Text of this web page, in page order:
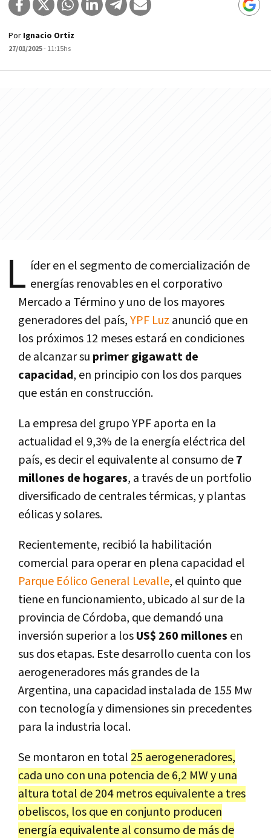
Por Ignacio Ortiz
27/01/2025- 11:15hs
L íder en el segmento de comercialización de
energías renovables en el corporativo
Mercado a Término y uno de los mayores
generadores del país,YPF Luz anunció que en
los próximos 12 meses estará en condiciones
de alcanzar su primer gigawatt de
capacidad, en principio con los dos parques
que están en construcción.
La empresa del grupo YPF aporta en la
actualidad el 9,3% de la energía eléctrica del
país, es decir el equivalente al consumo de7
millones de hogares, a través de un portfolio
diversificado de centrales térmicas, y plantas
eólicas y solares.
Recientemente, recibió la habilitación
comercial para operar en plena capacidad el
Parque Eólico General Levalle, el quinto que
tiene en funcionamiento, ubicado al sur de la
provincia de Córdoba, que demandó una
inversión superior a losUS$ 260 millones en
sus dos etapas. Este desarrollo cuenta con los
aerogeneradores más grandes de la
Argentina, una capacidad instalada de 155 Mw
con tecnología y dimensiones sin precedentes
para la industria local.
Se montaron en total 25 aerogeneradores,
cada uno con una potencia de 6,2 MW y una
altura total de 204 metros equivalente a tres
obeliscos, los que en conjunto producen
energía equivalente al consumo de más de